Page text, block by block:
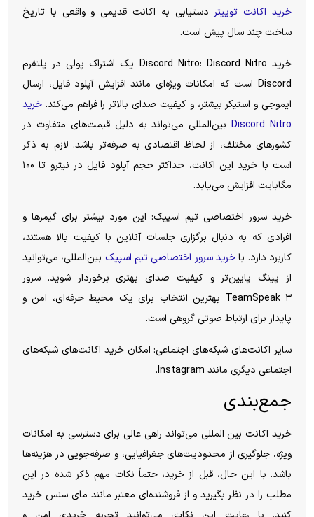
خرید اکانت توییتر دستیابی به اکانت قدیمی و واقعی با تاریخ
ساخت چند سال پیش است.
خرید Discord Nitro: Discord Nitro یک اشتراک پولی در پلتفرم
Discord است که امکانات ویژه‌ای مانند افزایش آپلود فایل، ارسال
ایموجی و استیکر بیشتر، و کیفیت صدای بالاتر را فراهم می‌کند. خرید
Discord Nitroبین‌المللی می‌تواند به دلیل قیمت‌های متفاوت در
کشورهای مختلف، از لحاظ اقتصادی به صرفه‌تر باشد. لازم به ذکر
است با خرید این اکانت، حداکثر حجم آپلود فایل در نیترو تا ۱۰۰
مگابایت افزایش می‌یابد.
خرید سرور اختصاصی تیم اسپیک: این مورد بیشتر برای گیمرها و
افرادی که به دنبال برگزاری جلسات آنلاین با کیفیت بالا هستند،
کاربرد دارد. باخرید سرور اختصاصی تیم اسپیک بین‌المللی، می‌توانید
از پینگ پایین‌تر و کیفیت صدای بهتری برخوردار شوید. سرور
TeamSpeak ۳ بهترین انتخاب برای یک محیط حرفه‌ای، امن و
پایدار برای ارتباط صوتی گروهی است.
سایر اکانت‌های شبکه‌های اجتماعی: امکان خرید اکانت‌های شبکه‌های
اجتماعی دیگری مانند Instagram.
جمع‌بندی
خرید اکانت بین المللی می‌تواند راهی عالی برای دسترسی به امکانات
ویژه، جلوگیری از محدودیت‌های جغرافیایی، و صرفه‌جویی در هزینه‌ها
باشد. با این حال، قبل از خرید، حتماً نکات مهم ذکر شده در این
مطلب را در نظر بگیرید و از فروشنده‌ای معتبر مانند مای سنس خرید